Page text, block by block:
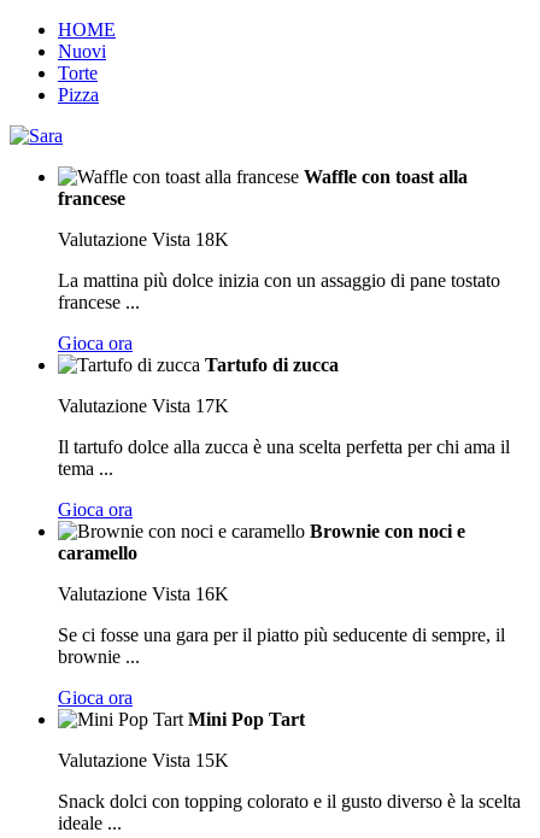
HOME
Nuovi
Torte
Pizza
Waffle con toast alla
francese
Valutazione Vista 18K
La mattina più dolce inizia con un assaggio di pane tostato
francese ...
Gioca ora
Tartufo di zucca
Valutazione Vista 17K
Il tartufo dolce alla zucca è una scelta perfetta per chi ama il
tema ...
Gioca ora
Brownie con noci e
caramello
Valutazione Vista 16K
Se ci fosse una gara per il piatto più seducente di sempre, il
brownie ...
Gioca ora
Mini Pop Tart
Valutazione Vista 15K
Snack dolci con topping colorato e il gusto diverso è la scelta
ideale ...